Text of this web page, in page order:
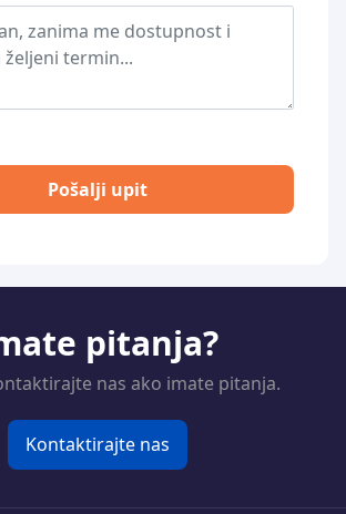
Pošalji upit
pitanja?
nas ako imate pitanja.
Kontaktirajte nas